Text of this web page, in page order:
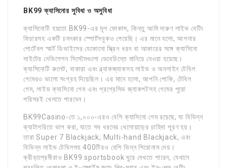
BK99 ক্যাসিনোর সুবিধা ও অসুবিধা
ক্যাসিনোটি হয়তো BK99-এর মূল ফোকাস, কিন্তু আমি দারুণ লাইভ বেটিং
ফিচারসহ একটি চমৎকার স্পোর্টসবুকও পেয়েছি। এর মানে হলো, আপনার
পোর্টেবল স্মার্ট ডিভাইসের যেকোনো স্ক্রিন ধরন বা আকারের সঙ্গে ক্যাসিনো
সাইটের নেভিগেশন সিস্টেমগুলো ভেবেচিন্তে মানিয়ে নেওয়া হয়েছে।
ক্যাসিনোটি রুলেট, বাকারা এবং ব্ল্যাকজ্যাকসহ লাইভ ও অনলাইন টেবিল
গেমেরও ভালো সংগ্রহ দিয়েছিল। এর মানে হলো, আপনি পোকি, টেবিল
গেম, লাইভ ক্যাসিনো গেম এবং প্রগ্রেসিভ জ্যাকপটসহ গেমের পুরো
পরিসরই খেলতে পারবেন।
BK99Casino-তে ১,০০০-এরও বেশি ক্যাসিনো গেম রয়েছে, যা বিভিন্ন
ক্যাটাগরিতে ভাগ করা, যাতে সব ধরনের খেলোয়াড়ের চাহিদা পূরণ হয়।
তারা Super 7 Blackjack, Multi-hand Blackjack, এবং
বিভিন্ন লাইভ টেবিলসহ 400টিরও বেশি ভিন্ন শিরোনাম দেয়।
ক্রীড়াপ্রেমীরাও BK99 sportsbook ঘুরে দেখতে পারেন, যেখানে